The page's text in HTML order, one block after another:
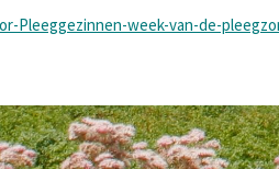
Pleeggezinnen-week-van-de-